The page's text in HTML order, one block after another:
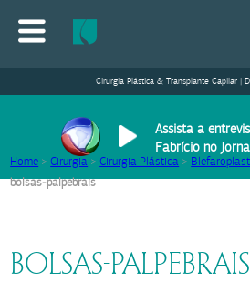
Cirurgia Plástica & Transplante Capilar |
Assista a
Fabrício no
Home >Cirurgia >Cirurgia Plástica >
bolsas-palpebrais
BOLSAS-PALPEBRAIS